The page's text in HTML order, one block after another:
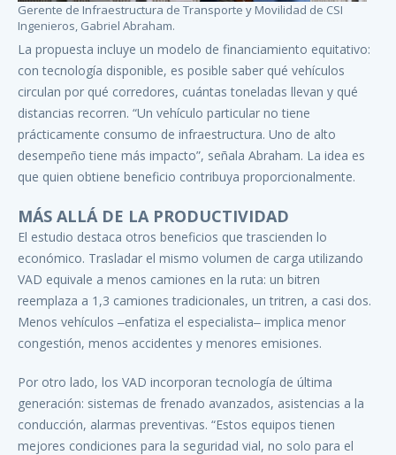
Gerente de Infraestructura de Transporte y Movilidad de CSI
Ingenieros, Gabriel Abraham.
La propuesta incluye un modelo de financiamiento equitativo:
con tecnología disponible, es posible saber qué vehículos
circulan por qué corredores, cuántas toneladas llevan y qué
distancias recorren. “Un vehículo particular no tiene
prácticamente consumo de infraestructura. Uno de alto
desempeño tiene más impacto”, señala Abraham. La idea es
que quien obtiene beneficio contribuya proporcionalmente.
MÁS ALLÁ DE LA PRODUCTIVIDAD
El estudio destaca otros beneficios que trascienden lo
económico. Trasladar el mismo volumen de carga utilizando
VAD equivale a menos camiones en la ruta: un bitren
reemplaza a 1,3 camiones tradicionales, un tritren, a casi dos.
Menos vehículos ‒enfatiza el especialista‒ implica menor
congestión, menos accidentes y menores emisiones.
Por otro lado, los VAD incorporan tecnología de última
generación: sistemas de frenado avanzados, asistencias a la
conducción, alarmas preventivas. “Estos equipos tienen
mejores condiciones para la seguridad vial, no solo para el